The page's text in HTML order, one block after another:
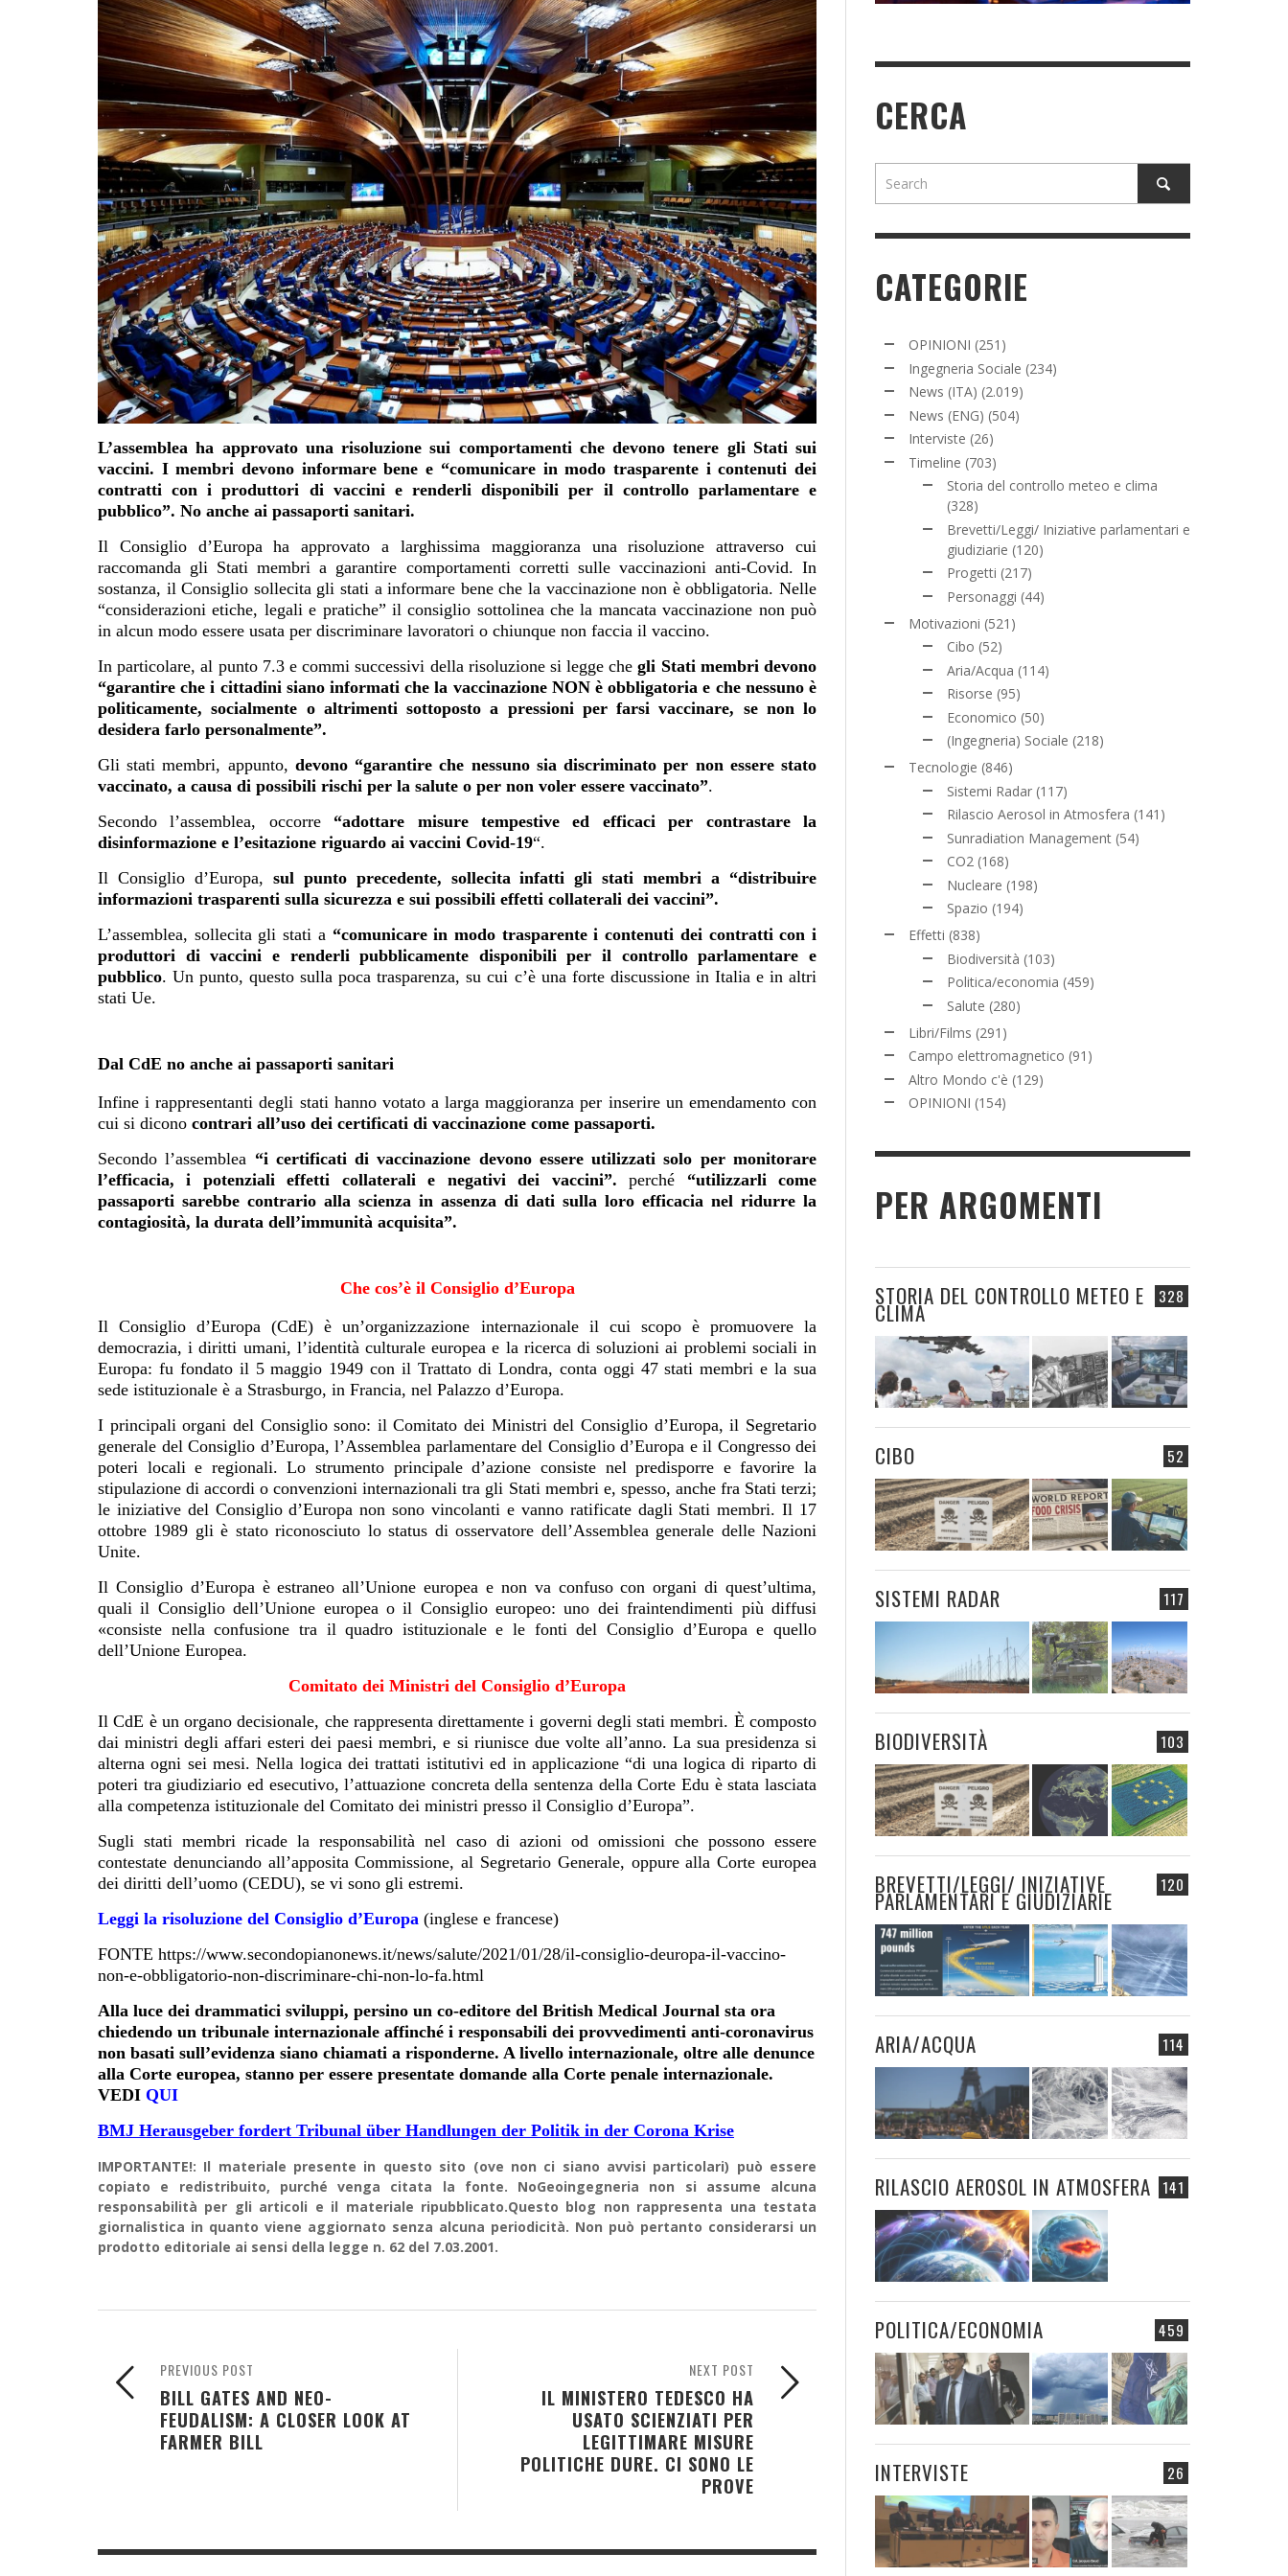
L’assemblea ha approvato una risoluzione sui comportamenti che devono tenere gli Stati sui
vaccini. I membri devono informare bene e “comunicare in modo trasparente i contenuti dei
contratti con i produttori di vaccini e renderli disponibili per il controllo parlamentare e
pubblico”. No anche ai passaporti sanitari.
Il Consiglio d’Europa ha approvato a larghissima maggioranza una risoluzione attraverso cui
raccomanda gli Stati membri a garantire comportamenti corretti sulle vaccinazioni anti-Covid. In
sostanza, il Consiglio sollecita gli stati a informare bene che la vaccinazione non è obbligatoria. Nelle
“considerazioni etiche, legali e pratiche” il consiglio sottolinea che la mancata vaccinazione non può
in alcun modo essere usata per discriminare lavoratori o chiunque non faccia il vaccino.
In particolare, al punto 7.3 e commi successivi della risoluzione si legge chegli Stati membri devono
“garantire che i cittadini siano informati che la vaccinazione NON è obbligatoria e che nessuno è
politicamente, socialmente o altrimenti sottoposto a pressioni per farsi vaccinare, se non lo
desidera farlo personalmente”.
Gli stati membri, appunto, devono “garantire che nessuno sia discriminato per non essere stato
vaccinato, a causa di possibili rischi per la salute o per non voler essere vaccinato”.
Secondo l’assemblea, occorre “adottare misure tempestive ed efficaci per contrastare la
disinformazione e l’esitazione riguardo ai vaccini Covid-19“.
Il Consiglio d’Europa, sul punto precedente, sollecita infatti gli stati membri a “distribuire
informazioni trasparenti sulla sicurezza e sui possibili effetti collaterali dei vaccini”.
L’assemblea, sollecita gli stati a “comunicare in modo trasparente i contenuti dei contratti con i
produttori di vaccini e renderli pubblicamente disponibili per il controllo parlamentare e
pubblico. Un punto, questo sulla poca trasparenza, su cui c’è una forte discussione in Italia e in altri
stati Ue.
Dal CdE no anche ai passaporti sanitari
Infine i rappresentanti degli stati hanno votato a larga maggioranza per inserire un emendamento con
cui si dicono contrari all’uso dei certificati di vaccinazione come passaporti.
Secondo l’assemblea “i certificati di vaccinazione devono essere utilizzati solo per monitorare
l’efficacia, i potenziali effetti collaterali e negativi dei vaccini”. perché “utilizzarli come
passaporti sarebbe contrario alla scienza in assenza di dati sulla loro efficacia nel ridurre la
contagiosità, la durata dell’immunità acquisita”.
Che cos’è il Consiglio d’Europa
Il Consiglio d’Europa (CdE) è un’organizzazione internazionale il cui scopo è promuovere la
democrazia, i diritti umani, l’identità culturale europea e la ricerca di soluzioni ai problemi sociali in
Europa: fu fondato il 5 maggio 1949 con il Trattato di Londra, conta oggi 47 stati membri e la sua
sede istituzionale è a Strasburgo, in Francia, nel Palazzo d’Europa.
I principali organi del Consiglio sono: il Comitato dei Ministri del Consiglio d’Europa, il Segretario
generale del Consiglio d’Europa, l’Assemblea parlamentare del Consiglio d’Europa e il Congresso dei
poteri locali e regionali. Lo strumento principale d’azione consiste nel predisporre e favorire la
stipulazione di accordi o convenzioni internazionali tra gli Stati membri e, spesso, anche fra Stati terzi;
le iniziative del Consiglio d’Europa non sono vincolanti e vanno ratificate dagli Stati membri. Il 17
ottobre 1989 gli è stato riconosciuto lo status di osservatore dell’Assemblea generale delle Nazioni
Unite.
Il Consiglio d’Europa è estraneo all’Unione europea e non va confuso con organi di quest’ultima,
quali il Consiglio dell’Unione europea o il Consiglio europeo: uno dei fraintendimenti più diffusi
«consiste nella confusione tra il quadro istituzionale e le fonti del Consiglio d’Europa e quello
dell’Unione Europea.
Comitato dei Ministri del Consiglio d’Europa
Il CdE è un organo decisionale, che rappresenta direttamente i governi degli stati membri. È composto
dai ministri degli affari esteri dei paesi membri, e si riunisce due volte all’anno. La sua presidenza si
alterna ogni sei mesi. Nella logica dei trattati istitutivi ed in applicazione “di una logica di riparto di
poteri tra giudiziario ed esecutivo, l’attuazione concreta della sentenza della Corte Edu è stata lasciata
alla competenza istituzionale del Comitato dei ministri presso il Consiglio d’Europa”.
Sugli stati membri ricade la responsabilità nel caso di azioni od omissioni che possono essere
contestate denunciando all’apposita Commissione, al Segretario Generale, oppure alla Corte europea
dei diritti dell’uomo (CEDU), se vi sono gli estremi.
Leggi la risoluzione del Consiglio d’Europa (inglese e francese)
FONTE https://www.secondopianonews.it/news/salute/2021/01/28/il-consiglio-deuropa-il-vaccino-
non-e-obbligatorio-non-discriminare-chi-non-lo-fa.html
Alla luce dei drammatici sviluppi, persino un co-editore del British Medical Journal sta ora
chiedendo un tribunale internazionale affinché i responsabili dei provvedimenti anti-coronavirus
non basati sull’evidenza siano chiamati a risponderne. A livello internazionale, oltre alle denunce
alla Corte europea, stanno per essere presentate domande alla Corte penale internazionale.
VEDI QUI
BMJ Herausgeber fordert Tribunal über Handlungen der Politik in der Corona Krise
IMPORTANTE!: Il materiale presente in questo sito (ove non ci siano avvisi particolari) può essere
copiato e redistribuito, purché venga citata la fonte. NoGeoingegneria non si assume alcuna
responsabilità per gli articoli e il materiale ripubblicato.Questo blog non rappresenta una testata
giornalistica in quanto viene aggiornato senza alcuna periodicità. Non può pertanto considerarsi un
prodotto editoriale ai sensi della legge n. 62 del 7.03.2001.
NEXT POST
IL MINISTERO TEDESCO HA
USATO SCIENZIATI PER
LEGITTIMARE MISURE
POLITICHE DURE. CI SONO LE
PROVE
PREVIOUS POST
BILL GATES AND NEO-
FEUDALISM: A CLOSER LOOK AT
FARMER BILL
CERCA
CATEGORIE
OPINIONI (251)
Ingegneria Sociale (234)
News (ITA) (2.019)
News (ENG) (504)
Interviste (26)
Timeline (703)
Storia del controllo meteo e clima
(328)
Brevetti/Leggi/ Iniziative parlamentari e
giudiziarie (120)
Progetti (217)
Personaggi (44)
Motivazioni (521)
Cibo (52)
Aria/Acqua (114)
Risorse (95)
Economico (50)
(Ingegneria) Sociale (218)
Tecnologie (846)
Sistemi Radar (117)
Rilascio Aerosol in Atmosfera (141)
Sunradiation Management (54)
CO2 (168)
Nucleare (198)
Spazio (194)
Effetti (838)
Biodiversità (103)
Politica/economia (459)
Salute (280)
Libri/Films (291)
Campo elettromagnetico (91)
Altro Mondo c'è (129)
OPINIONI (154)
PER ARGOMENTI
328
STORIA DEL CONTROLLO METEO E
CLIMA
52
CIBO
117
SISTEMI RADAR
103
BIODIVERSITÀ
120
BREVETTI/LEGGI/ INIZIATIVE
PARLAMENTARI E GIUDIZIARIE
114
ARIA/ACQUA
141
RILASCIO AEROSOL IN ATMOSFERA
459
POLITICA/ECONOMIA
26
INTERVISTE